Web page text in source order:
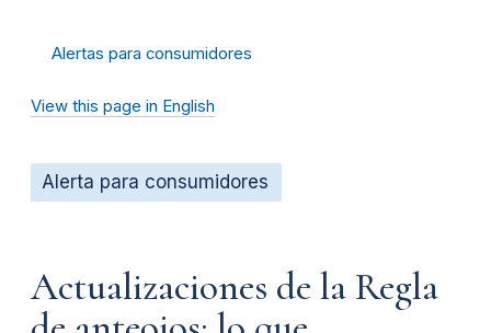
Alertas para consumidores
View this page in English
Alerta para consumidores
Actualizaciones de la Regla